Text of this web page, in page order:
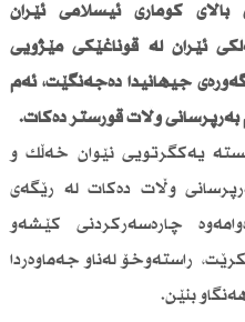
باڵای كۆماری ئیسلامی ئێران
ئێران لە قۆناغێكی مێژویی
گەورەی جیهانیدا دەجەنگێت، ئەم
وڵات قورستر دەكات.
یەكگرتویی نێوان خەڵك و
وڵات دەكات لە رێگەی
چارەسەركردنی كێشەو
راستەوخۆ لەناو جەماوەردا
بنێن.